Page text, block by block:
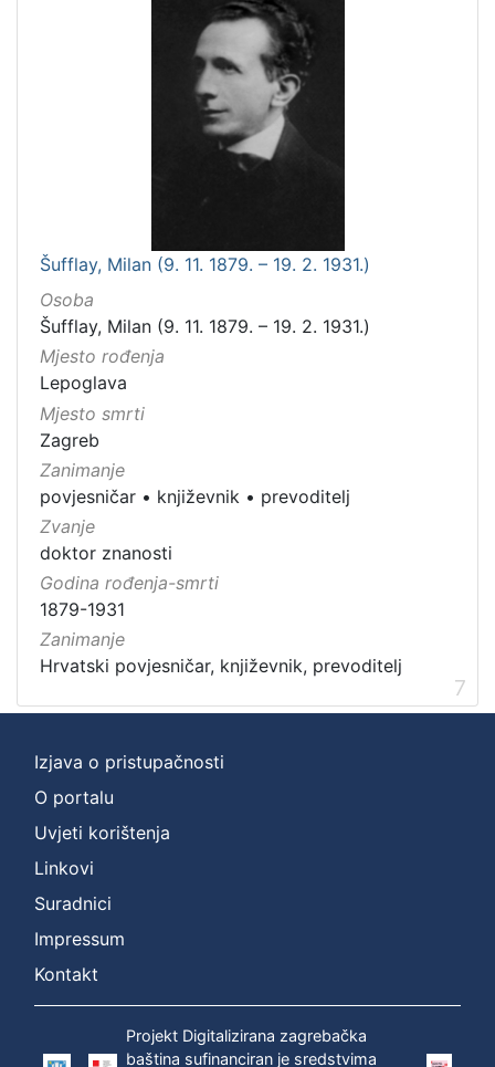
Šufflay, Milan (9. 11. 1879. – 19. 2. 1931.)
Osoba
Šufflay, Milan (9. 11. 1879. – 19. 2. 1931.)
Mjesto rođenja
Lepoglava
Mjesto smrti
Zagreb
Zanimanje
povjesničar • književnik • prevoditelj
Zvanje
doktor znanosti
Godina rođenja-smrti
1879-1931
Zanimanje
Hrvatski povjesničar, književnik, prevoditelj
7
Izjava o pristupačnosti
O portalu
Uvjeti korištenja
Linkovi
Suradnici
Impressum
Kontakt
Projekt Digitalizirana zagrebačka
baština sufinanciran je sredstvima